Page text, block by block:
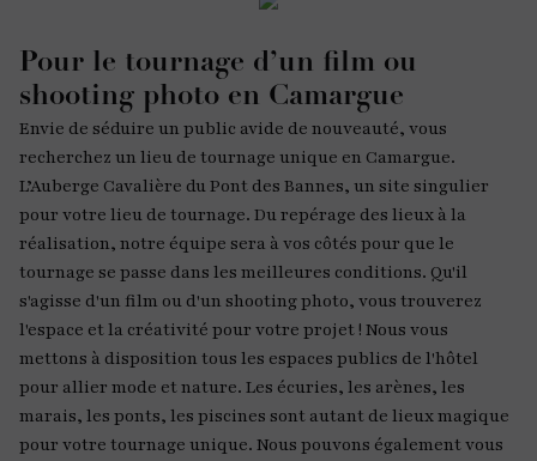
Pour le tournage d’un film ou
shooting photo en Camargue
Envie de séduire un public avide de nouveauté, vous
recherchez un lieu de tournage unique en Camargue.
L’Auberge Cavalière du Pont des Bannes, un site singulier
pour votre lieu de tournage. Du repérage des lieux à la
réalisation, notre équipe sera à vos côtés pour que le
tournage se passe dans les meilleures conditions. Qu'il
s'agisse d'un film ou d'un shooting photo, vous trouverez
l'espace et la créativité pour votre projet ! Nous vous
mettons à disposition tous les espaces publics de l'hôtel
pour allier mode et nature. Les écuries, les arènes, les
marais, les ponts, les piscines sont autant de lieux magique
pour votre tournage unique. Nous pouvons également vous